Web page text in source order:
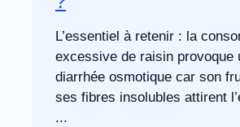
L’essentiel à retenir : la
excessive de raisin provoque
diarrhée osmotique car son
ses fibres insolubles attirent
...